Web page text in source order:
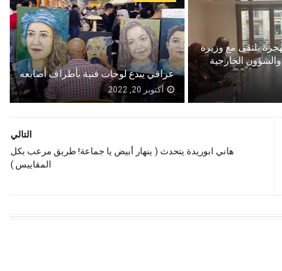
يلتقى مع وزيرة
الخارجية
عراقي يبدع لوحات فنية بأطراف أصابعه
أكتوبر 20, 2022
التالي
هاني ابوريدة يتحدث ( ينهار أبيض يا جماعة! طريق مرعب بكل
المقاييس )